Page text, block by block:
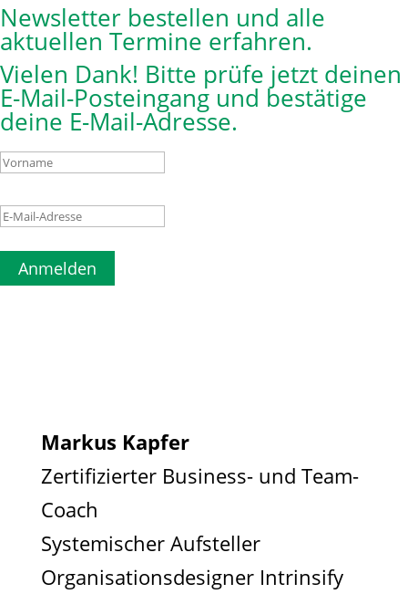
Newsletter bestellen und alle
aktuellen Termine erfahren.
Vielen Dank! Bitte prüfe jetzt deinen
E-Mail-Posteingang und bestätige
deine E-Mail-Adresse.
Anmelden
Markus Kapfer
Zertifizierter Business- und Team-
Coach
Systemischer Aufsteller
Organisationsdesigner Intrinsify